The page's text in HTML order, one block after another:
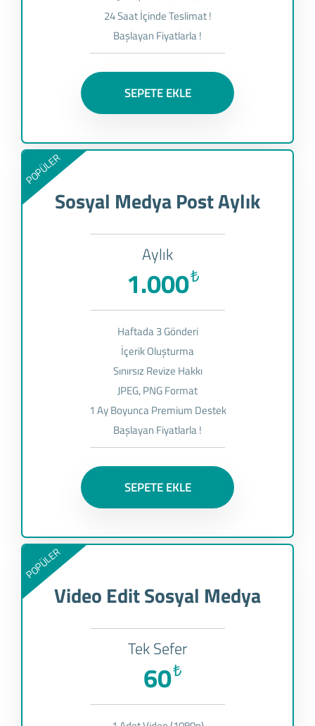
24 Saat İçinde Teslimat !
Başlayan Fiyatlarla !
SEPETE EKLE
POPÜLER
Sosyal Medya Post Aylık
Aylık
₺
1.000
Haftada 3 Gönderi
İçerik Oluşturma
Sınırsız Revize Hakkı
JPEG, PNG Format
1 Ay Boyunca Premium Destek
Başlayan Fiyatlarla !
SEPETE EKLE
POPÜLER
Video Edit Sosyal Medya
Tek Sefer
₺
60